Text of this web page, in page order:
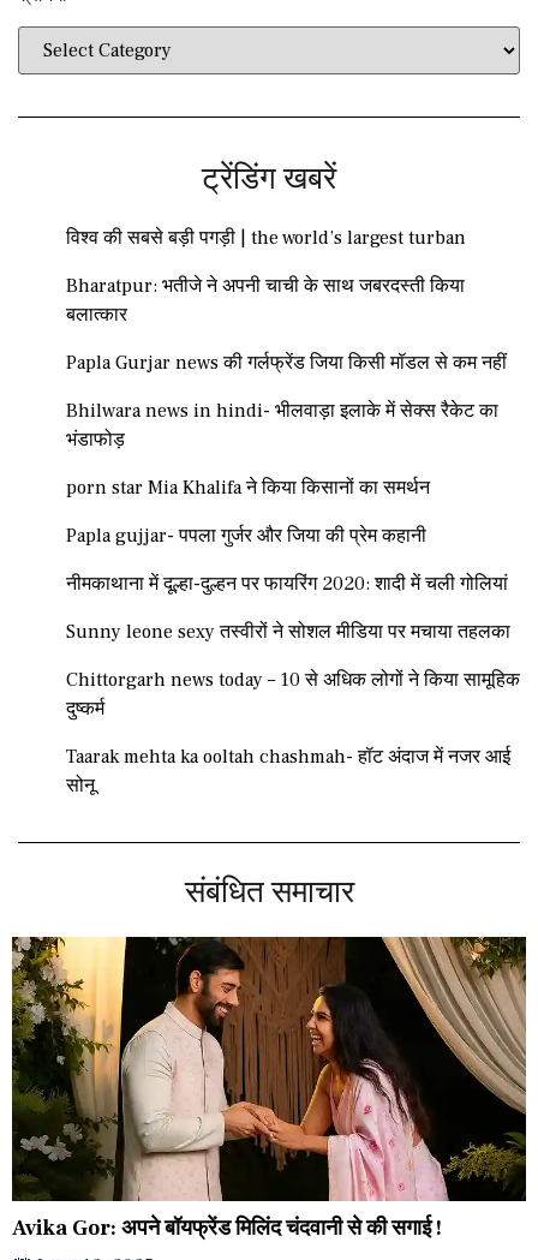
ट्रेंडिंग खबरें
विश्व की सबसे बड़ी पगड़ी | the world’s largest turban
Bharatpur: भतीजे ने अपनी चाची के साथ जबरदस्ती किया
बलात्कार
Papla Gurjar news की गर्लफ्रेंड जिया किसी मॉडल से कम नहीं
Bhilwara news in hindi- भीलवाड़ा इलाके में सेक्स रैकेट का
भंडाफोड़
porn star Mia Khalifa ने किया किसानों का समर्थन
Papla gujjar- पपला गुर्जर और जिया की प्रेम कहानी
नीमकाथाना में दूल्हा-दुल्हन पर फायरिंग 2020: शादी में चली गोलियां
Sunny leone sexy तस्वीरों ने सोशल मीडिया पर मचाया तहलका
Chittorgarh news today – 10 से अधिक लोगों ने किया सामूहिक
दुष्कर्म
Taarak mehta ka ooltah chashmah- हॉट अंदाज में नजर आई
सोनू
संबंधित समाचार
Avika Gor: अपने बॉयफ्रेंड मिलिंद चंदवानी से की सगाई !